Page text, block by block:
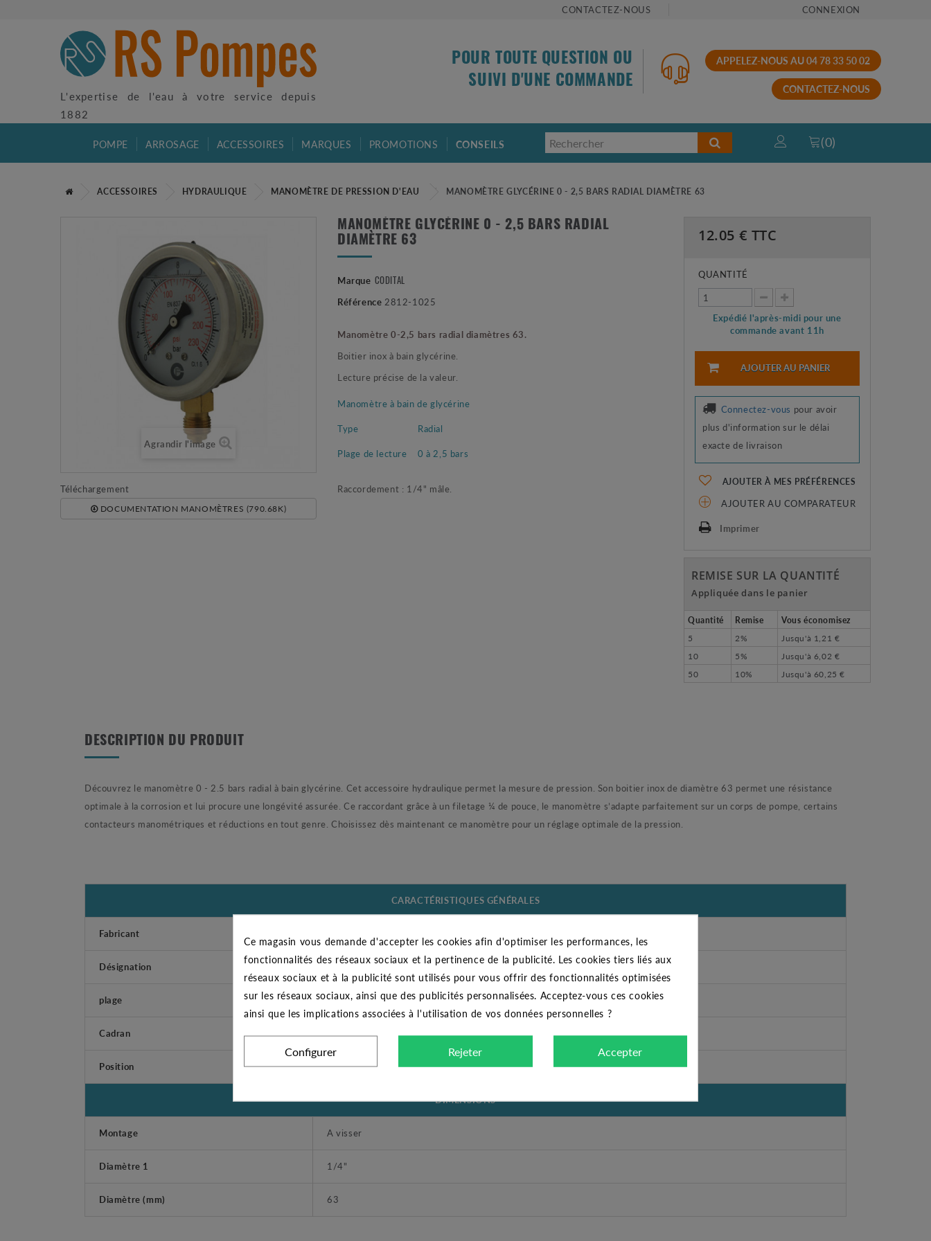
CONTACTEZ-NOUS CONNEXION
L'expertise de l'eau à votre service depuis
1882
POUR TOUTE QUESTION OU
SUIVI D'UNE COMMANDE
APPELEZ-NOUS AU 04 78 33 50 02
CONTACTEZ-NOUS
POMPE ARROSAGE ACCESSOIRES MARQUES PROMOTIONS CONSEILS (0)
ACCESSOIRES HYDRAULIQUE MANOMÈTRE DE PRESSION D'EAU MANOMÈTRE GLYCÉRINE 0 - 2,5 BARS RADIAL DIAMÈTRE 63
Agrandir l'image
Téléchargement
DOCUMENTATION MANOMÈTRES (790.68K)
MANOMÈTRE GLYCÉRINE 0 - 2,5 BARS RADIAL
DIAMÈTRE 63
Marque CODITAL
Référence 2812-1025
Manomètre 0-2,5 bars radial diamètres 63.
Boitier inox à bain glycérine.
Lecture précise de la valeur.
Manomètre à bain de glycérine
Type
Radial
Plage de lecture
0 à 2,5 bars
Raccordement : 1/4" mâle.
12.05 € TTC
QUANTITÉ
Expédié l'après-midi pour une
commande avant 11h
AJOUTER AU PANIER
Connectez-vous pour avoir
plus d'information sur le délai
exacte de livraison
AJOUTER À MES PRÉFÉRENCES
AJOUTER AU COMPARATEUR
Imprimer
REMISE SUR LA QUANTITÉ
Appliquée dans le panier
Quantité Remise
Vous économisez
5
2% Jusqu'à 1,21 €
10
5% Jusqu'à 6,02 €
50
10% Jusqu'à 60,25 €
DESCRIPTION DU PRODUIT
Découvrez le manomètre 0 - 2.5 bars radial à bain glycérine. Cet accessoire hydraulique permet la mesure de pression. Son boitier inox de diamètre 63 permet une résistance
optimale à la corrosion et lui procure une longévité assurée. Ce raccordant grâce à un filetage ¼ de pouce, le manomètre s’adapte parfaitement sur un corps de pompe, certains
contacteurs manométriques et réductions en tout genre. Choisissez dès maintenant ce manomètre pour un réglage optimale de la pression.
CARACTÉRISTIQUES GÉNÉRALES
Fabricant
Désignation Manomètre glycérine 0 - 2,5 bars radial diamètre 63
plage 0 - 2.5
Cadran Inox
Position Radial
DIMENSIONS
Montage A visser
Diamètre 1 1/4"
Diamètre (mm) 63
Ce magasin vous demande d'accepter les cookies afin d'optimiser les performances, les
fonctionnalités des réseaux sociaux et la pertinence de la publicité. Les cookies tiers liés aux
réseaux sociaux et à la publicité sont utilisés pour vous offrir des fonctionnalités optimisées
sur les réseaux sociaux, ainsi que des publicités personnalisées. Acceptez-vous ces cookies
ainsi que les implications associées à l'utilisation de vos données personnelles ?
Configurer Rejeter Accepter